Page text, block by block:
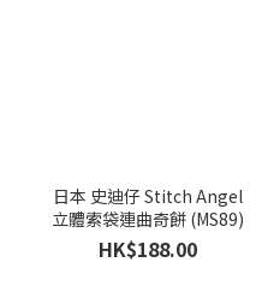
日本 史迪仔 Stitch Angel
立體索袋連曲奇餅 (MS89)
HK$188.00